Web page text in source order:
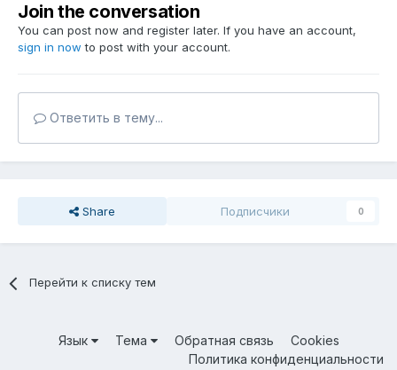
Join the conversation
You can post now and register later. If you have an account,
sign in now to post with your account.
Ответить в тему...
Share Подписчики 0
Перейти к списку тем
Язык Тема Обратная связь
Cookies
Политика конфиденциальности